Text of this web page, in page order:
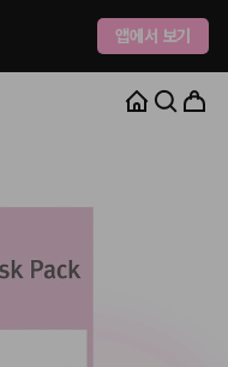
앱에서 보기